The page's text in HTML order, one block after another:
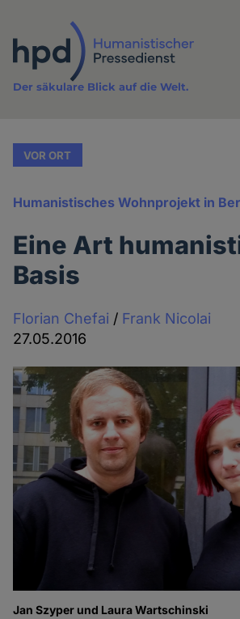
Inhalt
Der säkulare Blick auf die Welt.
VOR ORT
Humanistisches Wohnprojekt in
Eine Art
Basis
Florian Chefai / Frank Nicolai
27.05.2016
Jan Szyper und Laura Wartschinski